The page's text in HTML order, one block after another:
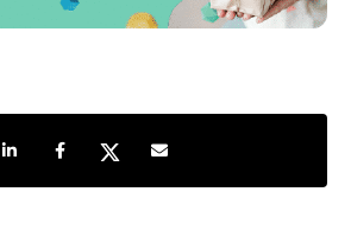
Share on LinkedIn
Share on Facebook
Share on TwitterShare by e-mail